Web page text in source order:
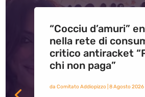
“Cocciu d’amuri”
nella rete di
critico antiracket
chi non paga”
da Comitato Addiopizzo| 8 Agosto 2026|